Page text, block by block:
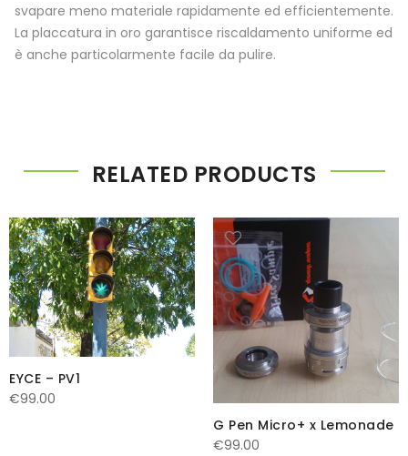
svapare meno materiale rapidamente ed efficientemente.
La placcatura in oro garantisce riscaldamento uniforme ed
è anche particolarmente facile da pulire.
RELATED PRODUCTS
EYCE – PV1
€99.00
G Pen Micro+ x Lemonade
€99.00